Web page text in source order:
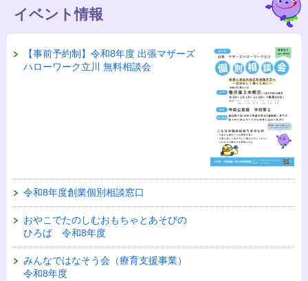
イベント情報
【事前予約制】令和8年度 出張マザーズ
ハローワーク立川 無料相談会
令和8年度創業個別相談窓口
おやこでたのしむおもちゃとあそびの
ひろば 令和8年度
みんなではなそう会（療育支援事業）
令和8年度